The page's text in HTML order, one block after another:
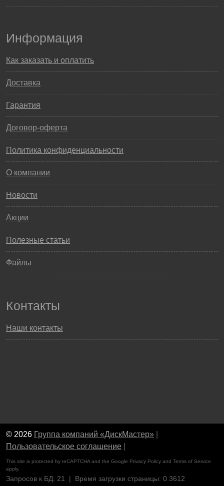
Информация
Как заказать и оплатить
Доставка
Гарантия
Договор-оферта
Политика конфиденциальности
О компании
Новости
Акции
Полезные статьи
Файлы
Контакты
Наши контакты
© 2026 Группа компаний «ДискМастер»
Пользовательское соглашение
This site is protected by reCAPTCHA and the Google Privacy Policy and Terms of Service
apply.
Запросов к БД: 21 | Время загрузки страницы: 0.3612